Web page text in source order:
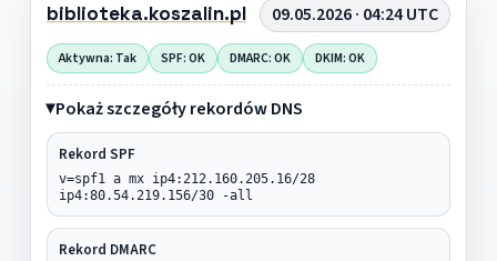
biblioteka.koszalin.pl 09.05.2026 · 04:24 UTC
Aktywna: Tak SPF: OK DMARC: OK DKIM: OK
Pokaż szczegóły rekordów DNS
Rekord SPF
v=spf1 a mx ip4:212.160.205.16/28
ip4:80.54.219.156/30 -all
Rekord DMARC